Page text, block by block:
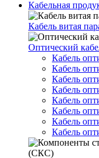
Кабельная
Кабель витая
Оптический
Кабель
Кабель
Кабель
Кабель
Кабель
Кабель
Кабель
Кабель